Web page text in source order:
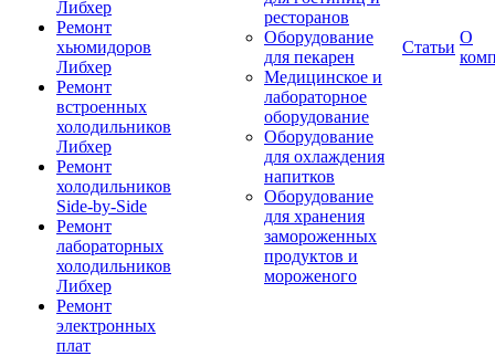
Либхер
Ремонт
хьюмидоров
Либхер
Ремонт
встроенных
холодильников
Либхер
Ремонт
холодильников
Side-by-Side
Ремонт
лабораторных
холодильников
Либхер
Ремонт
электронных
плат
ресторанов
Оборудование
для пекарен
Медицинское и
лабораторное
оборудование
Оборудование
для охлаждения
напитков
Оборудование
для хранения
замороженных
продуктов и
мороженого
Статьи
О